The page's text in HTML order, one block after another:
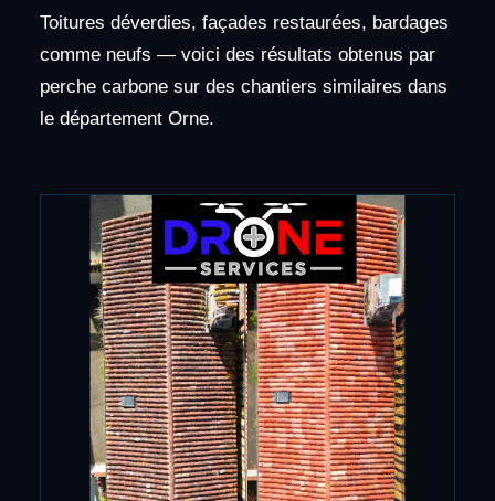
Toitures déverdies, façades restaurées, bardages
comme neufs — voici des résultats obtenus par
perche carbone sur des chantiers similaires dans
le département Orne.